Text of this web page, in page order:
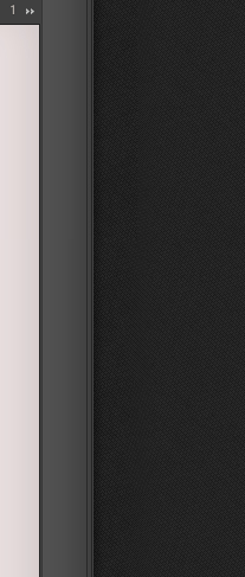
1
счете должно быть
нет, ставьте 0